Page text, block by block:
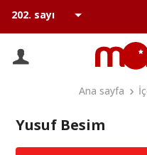
Ana sayfa
Yusuf Besim